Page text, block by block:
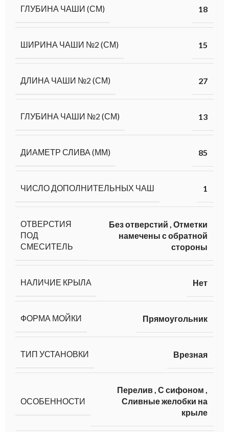
ГЛУБИНА ЧАШИ (СМ) 18
ШИРИНА ЧАШИ №2 (СМ) 15
ДЛИНА ЧАШИ №2 (СМ) 27
ГЛУБИНА ЧАШИ №2 (СМ) 13
ДИАМЕТР СЛИВА (ММ) 85
ЧИСЛО ДОПОЛНИТЕЛЬНЫХ ЧАШ 1
ОТВЕРСТИЯ
ПОД
СМЕСИТЕЛЬ
Без отверстий , Отметки
намечены с обратной
стороны
НАЛИЧИЕ КРЫЛА Нет
ФОРМА МОЙКИ Прямоугольник
ТИП УСТАНОВКИ Врезная
ОСОБЕННОСТИ
Перелив, С сифоном ,
Сливные желобки на
крыле